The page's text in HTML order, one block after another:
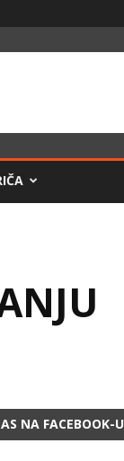
NA FACEBOOK-U